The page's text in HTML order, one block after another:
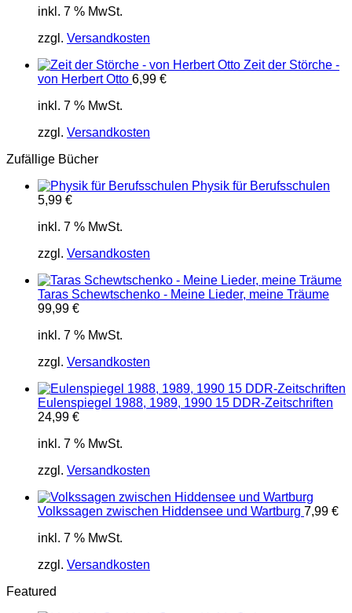
inkl. 7 % MwSt.
zzgl. Versandkosten
Zeit der Störche -
von Herbert Otto 6,99 €
inkl. 7 % MwSt.
zzgl. Versandkosten
Zufällige Bücher
Physik für Berufsschulen
5,99 €
inkl. 7 % MwSt.
zzgl. Versandkosten
Taras Schewtschenko - Meine Lieder, meine Träume
99,99 €
inkl. 7 % MwSt.
zzgl. Versandkosten
Eulenspiegel 1988, 1989, 1990 15 DDR-Zeitschriften
24,99 €
inkl. 7 % MwSt.
zzgl. Versandkosten
Volkssagen zwischen Hiddensee und Wartburg 7,99 €
inkl. 7 % MwSt.
zzgl. Versandkosten
Featured